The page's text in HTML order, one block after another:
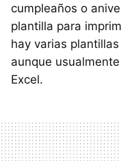
cumpleaños o
plantilla para
hay varias
aunque
Excel.